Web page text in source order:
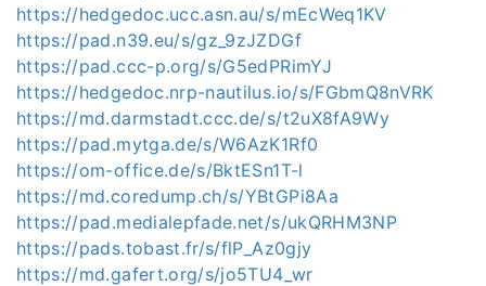
https://hedgedoc.ucc.asn.au/s/mEcWeq1KV
https://pad.n39.eu/s/gz_9zJZDGf
https://pad.ccc-p.org/s/G5edPRimYJ
https://hedgedoc.nrp-nautilus.io/s/FGbmQ8nVRK
https://md.darmstadt.ccc.de/s/t2uX8fA9Wy
https://pad.mytga.de/s/W6AzK1Rf0
https://om-office.de/s/BktESn1T-l
https://md.coredump.ch/s/YBtGPi8Aa
https://pad.medialepfade.net/s/ukQRHM3NP
https://pads.tobast.fr/s/flP_Az0gjy
https://md.gafert.org/s/jo5TU4_wr